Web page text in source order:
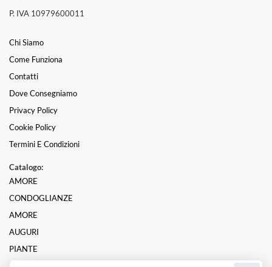
P. IVA 10979600011
Chi Siamo
Come Funziona
Contatti
Dove Consegniamo
Privacy Policy
Cookie Policy
Termini E Condizioni
Catalogo:
AMORE
CONDOGLIANZE
AMORE
AUGURI
PIANTE